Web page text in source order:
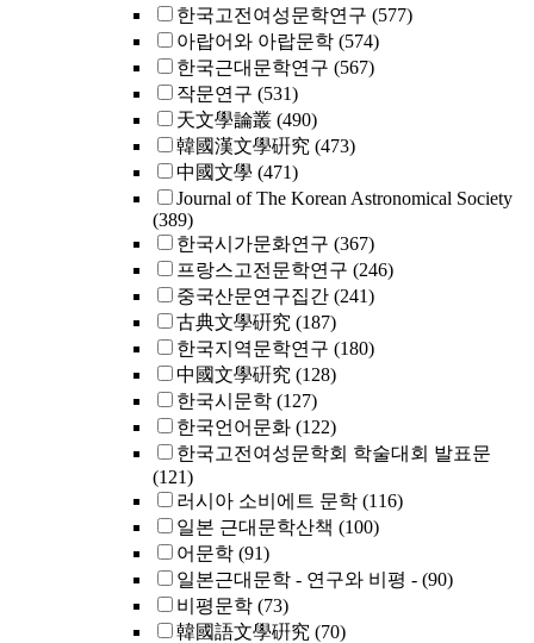
한국고전여성문학연구 (577)
아랍어와 아랍문학 (574)
한국근대문학연구 (567)
작문연구 (531)
天文學論叢 (490)
韓國漢文學硏究 (473)
中國文學 (471)
Journal of The Korean Astronomical Society
(389)
한국시가문화연구 (367)
프랑스고전문학연구 (246)
중국산문연구집간 (241)
古典文學硏究 (187)
한국지역문학연구 (180)
中國文學硏究 (128)
한국시문학 (127)
한국언어문화 (122)
한국고전여성문학회 학술대회 발표문
(121)
러시아 소비에트 문학 (116)
일본 근대문학산책 (100)
어문학 (91)
일본근대문학 - 연구와 비평 - (90)
비평문학 (73)
韓國語文學硏究 (70)